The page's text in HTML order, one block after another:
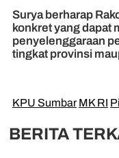
Surya berharap
konkret yang dapat
penyelenggaraan
tingkat provinsi
KPU Sumbar MK RI
BERITA